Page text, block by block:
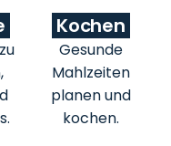
Kochen
Gesunde
Mahlzeiten
planen und
kochen.